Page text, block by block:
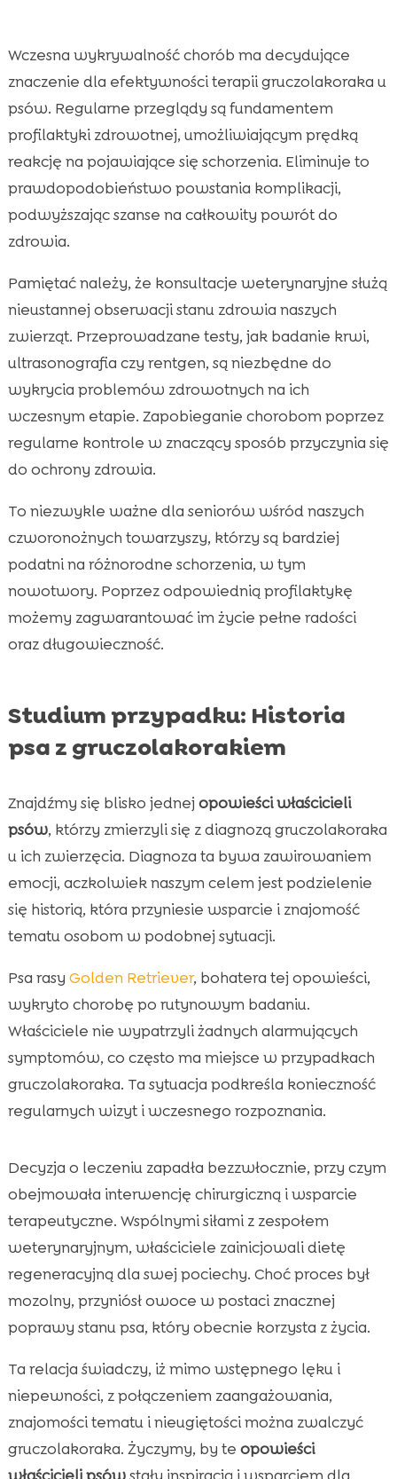
Wczesna wykrywalność chorób ma decydujące
znaczenie dla efektywności terapii gruczolakoraka u
psów. Regularne przeglądy są fundamentem
profilaktyki zdrowotnej, umożliwiającym prędką
reakcję na pojawiające się schorzenia. Eliminuje to
prawdopodobieństwo powstania komplikacji,
podwyższając szanse na całkowity powrót do
zdrowia.
Pamiętać należy, że konsultacje weterynaryjne służą
nieustannej obserwacji stanu zdrowia naszych
zwierząt. Przeprowadzane testy, jak badanie krwi,
ultrasonografia czy rentgen, są niezbędne do
wykrycia problemów zdrowotnych na ich
wczesnym etapie. Zapobieganie chorobom poprzez
regularne kontrole w znaczący sposób przyczynia się
do ochrony zdrowia.
To niezwykle ważne dla seniorów wśród naszych
czworonożnych towarzyszy, którzy są bardziej
podatni na różnorodne schorzenia, w tym
nowotwory. Poprzez odpowiednią profilaktykę
możemy zagwarantować im życie pełne radości
oraz długowieczność.
Studium przypadku: Historia
psa z gruczolakorakiem
Znajdźmy się blisko jednej opowieści właścicieli
psów, którzy zmierzyli się z diagnozą gruczolakoraka
u ich zwierzęcia. Diagnoza ta bywa zawirowaniem
emocji, aczkolwiek naszym celem jest podzielenie
się historią, która przyniesie wsparcie i znajomość
tematu osobom w podobnej sytuacji.
Psa rasy Golden Retriever, bohatera tej opowieści,
wykryto chorobę po rutynowym badaniu.
Właściciele nie wypatrzyli żadnych alarmujących
symptomów, co często ma miejsce w przypadkach
gruczolakoraka. Ta sytuacja podkreśla konieczność
regularnych wizyt i wczesnego rozpoznania.
Decyzja o leczeniu zapadła bezzwłocznie, przy czym
obejmowała interwencję chirurgiczną i wsparcie
terapeutyczne. Wspólnymi siłami z zespołem
weterynaryjnym, właściciele zainicjowali dietę
regeneracyjną dla swej pociechy. Choć proces był
mozolny, przyniósł owoce w postaci znacznej
poprawy stanu psa, który obecnie korzysta z życia.
Ta relacja świadczy, iż mimo wstępnego lęku i
niepewności, z połączeniem zaangażowania,
znajomości tematu i nieugiętości można zwalczyć
gruczolakoraka. Życzymy, by te opowieści